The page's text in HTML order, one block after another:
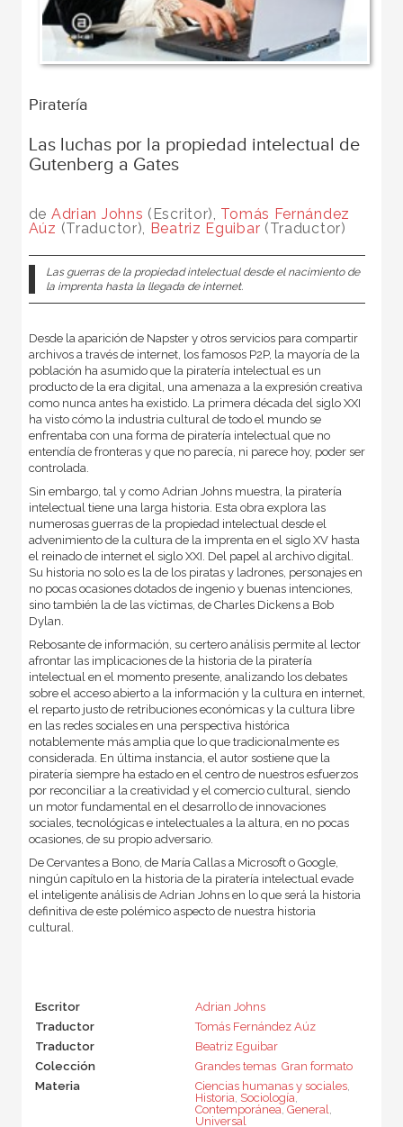
Piratería
Las luchas por la propiedad intelectual de
Gutenberg a Gates
de Adrian Johns (Escritor), Tomás Fernández
Aúz (Traductor), Beatriz Eguibar (Traductor)
Las guerras de la propiedad intelectual desde el nacimiento de
la imprenta hasta la llegada de internet.
Desde la aparición de Napster y otros servicios para compartir
archivos a través de internet, los famosos P2P, la mayoría de la
población ha asumido que la piratería intelectual es un
producto de la era digital, una amenaza a la expresión creativa
como nunca antes ha existido. La primera década del siglo XXI
ha visto cómo la industria cultural de todo el mundo se
enfrentaba con una forma de piratería intelectual que no
entendía de fronteras y que no parecía, ni parece hoy, poder ser
controlada.
Sin embargo, tal y como Adrian Johns muestra, la piratería
intelectual tiene una larga historia. Esta obra explora las
numerosas guerras de la propiedad intelectual desde el
advenimiento de la cultura de la imprenta en el siglo XV hasta
el reinado de internet el siglo XXI. Del papel al archivo digital.
Su historia no solo es la de los piratas y ladrones, personajes en
no pocas ocasiones dotados de ingenio y buenas intenciones,
sino también la de las víctimas, de Charles Dickens a Bob
Dylan.
Rebosante de información, su certero análisis permite al lector
afrontar las implicaciones de la historia de la piratería
intelectual en el momento presente, analizando los debates
sobre el acceso abierto a la información y la cultura en internet,
el reparto justo de retribuciones económicas y la cultura libre
en las redes sociales en una perspectiva histórica
notablemente más amplia que lo que tradicionalmente es
considerada. En última instancia, el autor sostiene que la
piratería siempre ha estado en el centro de nuestros esfuerzos
por reconciliar a la creatividad y el comercio cultural, siendo
un motor fundamental en el desarrollo de innovaciones
sociales, tecnológicas e intelectuales a la altura, en no pocas
ocasiones, de su propio adversario.
De Cervantes a Bono, de María Callas a Microsoft o Google,
ningún capítulo en la historia de la piratería intelectual evade
el inteligente análisis de Adrian Johns en lo que será la historia
definitiva de este polémico aspecto de nuestra historia
cultural.
Escritor
Adrian Johns
Traductor
Tomás Fernández Aúz
Traductor
Beatriz Eguibar
Colección
Grandes temas  Gran formato
Materia
Ciencias humanas y sociales,
Historia Sociología ,
Contemporánea, General
Universal